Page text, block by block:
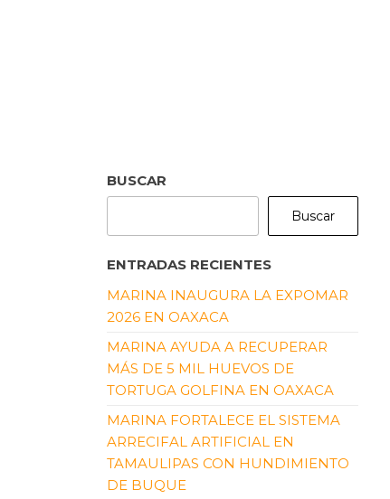
BUSCAR
Buscar
ENTRADAS RECIENTES
MARINA INAUGURA LA EXPOMAR
2026 EN OAXACA
MARINA AYUDA A RECUPERAR
MÁS DE 5 MIL HUEVOS DE
TORTUGA GOLFINA EN OAXACA
MARINA FORTALECE EL SISTEMA
ARRECIFAL ARTIFICIAL EN
TAMAULIPAS CON HUNDIMIENTO
DE BUQUE